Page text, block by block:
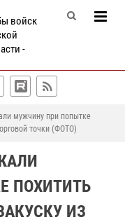
войск
-
мужчину при попытке
точки (ФОТО)
ПОХИТИТЬ
ИЗ